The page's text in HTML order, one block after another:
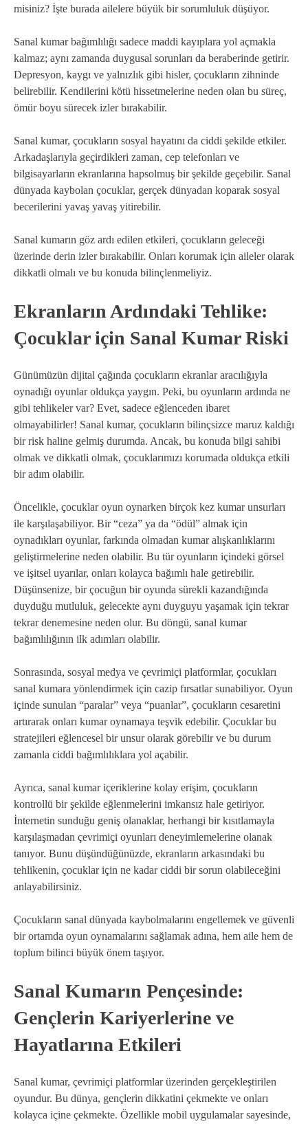
misiniz? İşte burada ailelere büyük bir sorumluluk düşüyor.
Sanal kumar bağımlılığı sadece maddi kayıplara yol açmakla
kalmaz; aynı zamanda duygusal sorunları da beraberinde getirir.
Depresyon, kaygı ve yalnızlık gibi hisler, çocukların zihninde
belirebilir. Kendilerini kötü hissetmelerine neden olan bu süreç,
ömür boyu sürecek izler bırakabilir.
Sanal kumar, çocukların sosyal hayatını da ciddi şekilde etkiler.
Arkadaşlarıyla geçirdikleri zaman, cep telefonları ve
bilgisayarların ekranlarına hapsolmuş bir şekilde geçebilir. Sanal
dünyada kaybolan çocuklar, gerçek dünyadan koparak sosyal
becerilerini yavaş yavaş yitirebilir.
Sanal kumarın göz ardı edilen etkileri, çocukların geleceği
üzerinde derin izler bırakabilir. Onları korumak için aileler olarak
dikkatli olmalı ve bu konuda bilinçlenmeliyiz.
Ekranların Ardındaki Tehlike:
Çocuklar için Sanal Kumar Riski
Günümüzün dijital çağında çocukların ekranlar aracılığıyla
oynadığı oyunlar oldukça yaygın. Peki, bu oyunların ardında ne
gibi tehlikeler var? Evet, sadece eğlenceden ibaret
olmayabilirler! Sanal kumar, çocukların bilinçsizce maruz kaldığı
bir risk haline gelmiş durumda. Ancak, bu konuda bilgi sahibi
olmak ve dikkatli olmak, çocuklarımızı korumada oldukça etkili
bir adım olabilir.
Öncelikle, çocuklar oyun oynarken birçok kez kumar unsurları
ile karşılaşabiliyor. Bir “ceza” ya da “ödül” almak için
oynadıkları oyunlar, farkında olmadan kumar alışkanlıklarını
geliştirmelerine neden olabilir. Bu tür oyunların içindeki görsel
ve işitsel uyarılar, onları kolayca bağımlı hale getirebilir.
Düşünsenize, bir çocuğun bir oyunda sürekli kazandığında
duyduğu mutluluk, gelecekte aynı duyguyu yaşamak için tekrar
tekrar denemesine neden olur. Bu döngü, sanal kumar
bağımlılığının ilk adımları olabilir.
Sonrasında, sosyal medya ve çevrimiçi platformlar, çocukları
sanal kumara yönlendirmek için cazip fırsatlar sunabiliyor. Oyun
içinde sunulan “paralar” veya “puanlar”, çocukların cesaretini
artırarak onları kumar oynamaya teşvik edebilir. Çocuklar bu
stratejileri eğlencesel bir unsur olarak görebilir ve bu durum
zamanla ciddi bağımlılıklara yol açabilir.
Ayrıca, sanal kumar içeriklerine kolay erişim, çocukların
kontrollü bir şekilde eğlenmelerini imkansız hale getiriyor.
İnternetin sunduğu geniş olanaklar, herhangi bir kısıtlamayla
karşılaşmadan çevrimiçi oyunları deneyimlemelerine olanak
tanıyor. Bunu düşündüğünüzde, ekranların arkasındaki bu
tehlikenin, çocuklar için ne kadar ciddi bir sorun olabileceğini
anlayabilirsiniz.
Çocukların sanal dünyada kaybolmalarını engellemek ve güvenli
bir ortamda oyun oynamalarını sağlamak adına, hem aile hem de
toplum bilinci büyük önem taşıyor.
Sanal Kumarın Pençesinde:
Gençlerin Kariyerlerine ve
Hayatlarına Etkileri
Sanal kumar, çevrimiçi platformlar üzerinden gerçekleştirilen
oyundur. Bu dünya, gençlerin dikkatini çekmekte ve onları
kolayca içine çekmekte. Özellikle mobil uygulamalar sayesinde,